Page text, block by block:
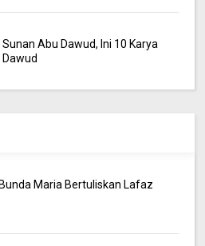
Abu Dawud, Ini 10 Karya
Maria Bertuliskan Lafaz